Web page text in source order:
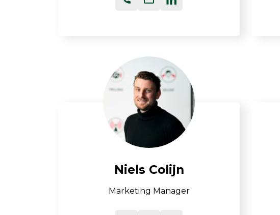
Niels Colijn
Marketing Manager